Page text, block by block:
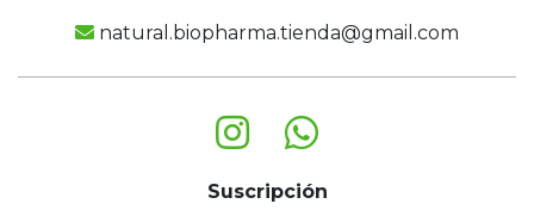
natural.biopharma.tienda@gmail.com
Suscripción